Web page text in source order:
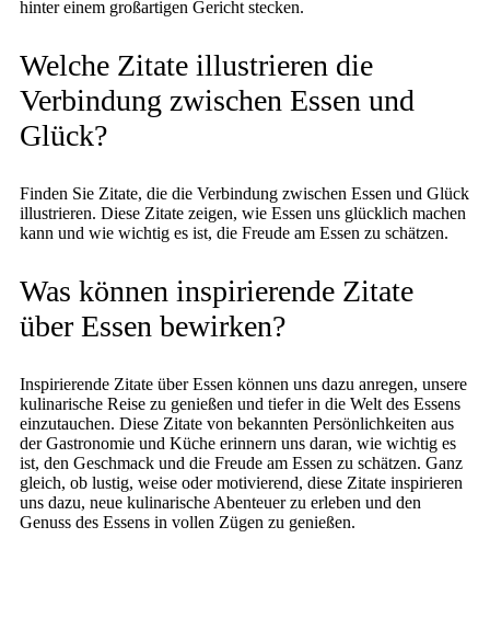
hinter einem großartigen Gericht stecken.
Welche Zitate illustrieren die
Verbindung zwischen Essen und
Glück?
Finden Sie Zitate, die die Verbindung zwischen Essen und Glück
illustrieren. Diese Zitate zeigen, wie Essen uns glücklich machen
kann und wie wichtig es ist, die Freude am Essen zu schätzen.
Was können inspirierende Zitate
über Essen bewirken?
Inspirierende Zitate über Essen können uns dazu anregen, unsere
kulinarische Reise zu genießen und tiefer in die Welt des Essens
einzutauchen. Diese Zitate von bekannten Persönlichkeiten aus
der Gastronomie und Küche erinnern uns daran, wie wichtig es
ist, den Geschmack und die Freude am Essen zu schätzen. Ganz
gleich, ob lustig, weise oder motivierend, diese Zitate inspirieren
uns dazu, neue kulinarische Abenteuer zu erleben und den
Genuss des Essens in vollen Zügen zu genießen.